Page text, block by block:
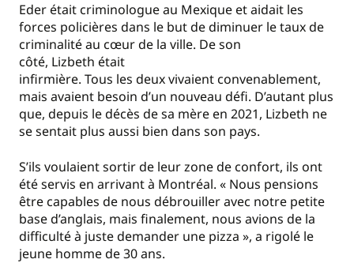
Eder était criminologue au Mexique et aidait les
forces policières dans le but de diminuer le taux de
criminalité au cœur de la ville. De son
côté, Lizbeth était
infirmière. Tous les deux vivaient convenablement,
mais avaient besoin d’un nouveau défi. D’autant plus
que, depuis le décès de sa mère en 2021, Lizbeth ne
se sentait plus aussi bien dans son pays.
S’ils voulaient sortir de leur zone de confort, ils ont
été servis en arrivant à Montréal. « Nous pensions
être capables de nous débrouiller avec notre petite
base d’anglais, mais finalement, nous avions de la
difficulté à juste demander une pizza », a rigolé le
jeune homme de 30 ans.